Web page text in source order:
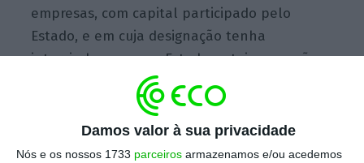
Damos valor à sua privacidade
Nós e os nossos 1733 parceiros armazenamos e/ou acedemos
empresas, com capital participado pelo
Estado, e em cuja designação tenha
intervindo o mesmo Estado, estejam ou não
esses gestores sujeitos ao Estatuto do Gestor
Público. O que se entende, em termos
substanciais, visto administrarem fundos de
origem estatal e terem sido objeto de